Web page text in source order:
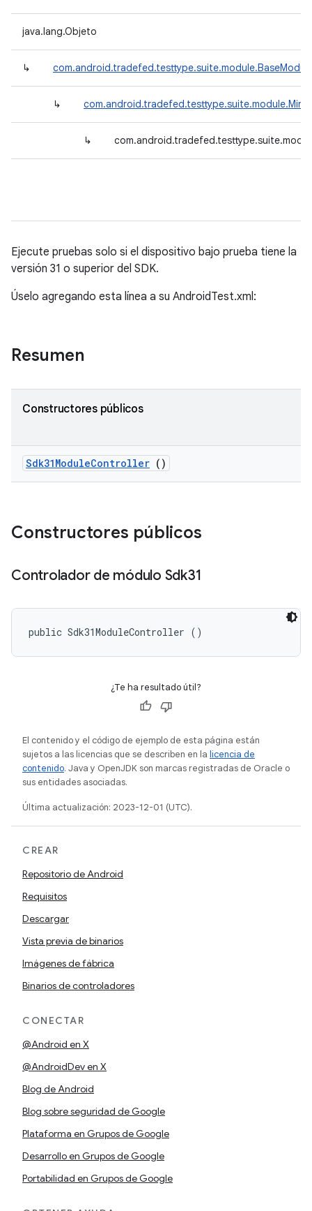
java.lang.Objeto
↳
↳
↳
Ejecute pruebas solo si el dispositivo bajo prueba tiene la
versión 31 o superior del SDK.
Úselo agregando esta línea a su AndroidTest.xml:
Resumen
Constructores públicos
Sdk31ModuleController ()
Constructores públicos
Controlador de módulo Sdk31
public Sdk31ModuleController ()
¿Te ha resultado útil?
El contenido y el código de ejemplo de esta página están
sujetos a las licencias que se describen en la licencia de
contenido. Java y OpenJDK son marcas registradas de Oracle o
sus entidades asociadas.
Última actualización: 2023-12-01 (UTC).
CREAR
Repositorio de Android
Requisitos
Descargar
Vista previa de binarios
Imágenes de fábrica
Binarios de controladores
CONECTAR
@Android en X
@AndroidDev en X
Blog de Android
Blog sobre seguridad de Google
Plataforma en Grupos de Google
Desarrollo en Grupos de Google
Portabilidad en Grupos de Google